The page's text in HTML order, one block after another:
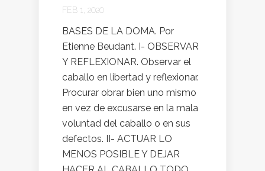
FEB 1, 2020
BASES DE LA DOMA. Por
Etienne Beudant. I- OBSERVAR
Y REFLEXIONAR. Observar el
caballo en libertad y reflexionar.
Procurar obrar bien uno mismo
en vez de excusarse en la mala
voluntad del caballo o en sus
defectos. II- ACTUAR LO
MENOS POSIBLE Y DEJAR